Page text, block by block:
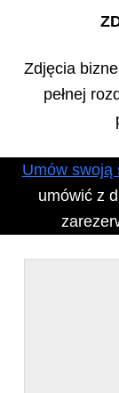
Zdjęcia
pełnej
Umów swoją
umówić z